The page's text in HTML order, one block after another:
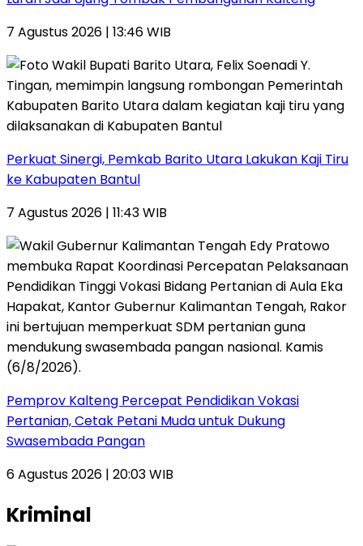
7 Agustus 2026 | 13:46 WIB
Perkuat Sinergi, Pemkab Barito Utara Lakukan Kaji Tiru
ke Kabupaten Bantul
7 Agustus 2026 | 11:43 WIB
Pemprov Kalteng Percepat Pendidikan Vokasi
Pertanian, Cetak Petani Muda untuk Dukung
Swasembada Pangan
6 Agustus 2026 | 20:03 WIB
Kriminal